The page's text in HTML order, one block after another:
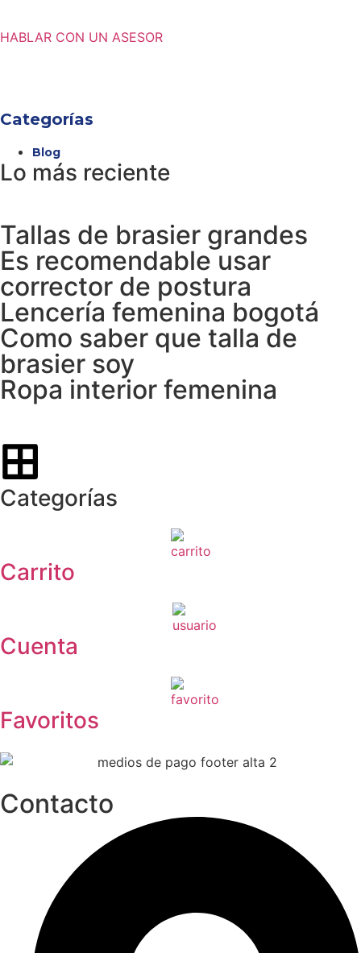
HABLAR CON UN ASESOR
Categorías
Blog
Lo más reciente
Tallas de brasier grandes
Es recomendable usar
corrector de postura
Lencería femenina bogotá
Como saber que talla de
brasier soy
Ropa interior femenina
Categorías
Carrito
Cuenta
Favoritos
Contacto